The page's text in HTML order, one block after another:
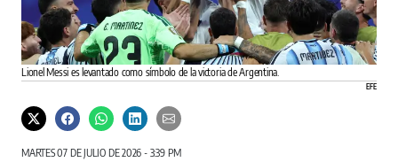
Lionel Messi es levantado como símbolo de la victoria de Argentina.
EFE
MARTES 07 DE JULIO DE 2026 - 3:39 PM